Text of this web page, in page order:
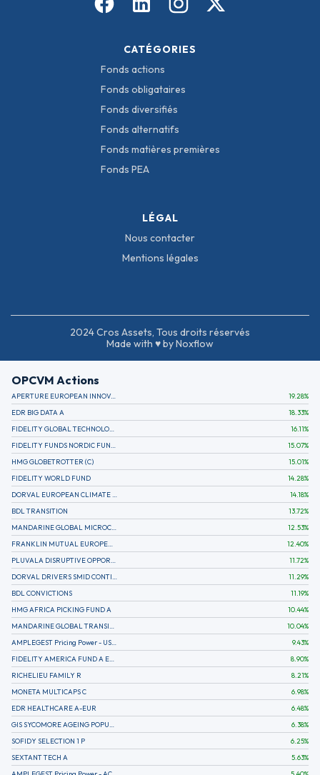
CATÉGORIES
Fonds actions
Fonds obligataires
Fonds diversifiés
Fonds alternatifs
Fonds matières premières
Fonds PEA
LÉGAL
Nous contacter
Mentions légales
2024 Cros Assets, Tous droits réservés
Made with ♥ by Noxflow
OPCVM Actions
APERTURE EUROPEAN INNOVATION 19.28%
EDR BIG DATA A
18.33%
FIDELITY GLOBAL TECHNOLOGY FUND A EUR
16.11%
FIDELITY FUNDS NORDIC FUND A
15.07%
HMG GLOBETROTTER (C)
15.01%
FIDELITY WORLD FUND
14.28%
DORVAL EUROPEAN CLIMATE INITIATIVE R (C)
14.18%
BDL TRANSITION
13.72%
MANDARINE GLOBAL MICROCAP
12.53%
FRANKLIN MUTUAL EUROPEAN FUND A EUR (C)
12.40%
PLUVALA DISRUPTIVE OPPORTUNITIES
11.72%
DORVAL DRIVERS SMID CONTINENTAL EUROPE
11.29%
BDL CONVICTIONS
11.19%
HMG AFRICA PICKING FUND A
10.44%
MANDARINE GLOBAL TRANSITION R
10.04%
AMPLEGEST Pricing Power - US - AC
9.43%
FIDELITY AMERICA FUND A EUR (C)
8.90%
RICHELIEU FAMILY R
8.21%
MONETA MULTICAPS C
6.98%
EDR HEALTHCARE A-EUR
6.48%
GIS SYCOMORE AGEING POPULATION
6.38%
SOFIDY SELECTION 1 P
6.25%
SEXTANT TECH A
5.63%